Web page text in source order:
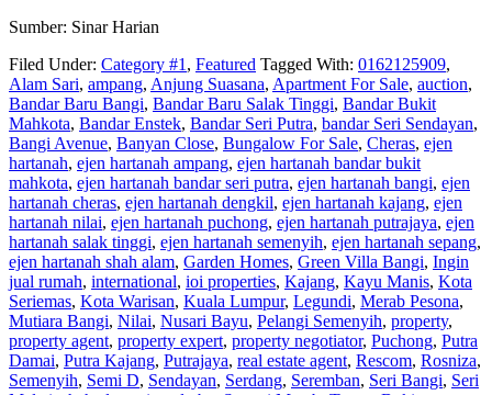
Sumber: Sinar Harian
Filed Under: Category #1 , Featured Tagged With: 0162125909,
Alam Sari, ampang, Anjung Suasana, Apartment For Sale, auction,
Bandar Baru Bangi, Bandar Baru Salak Tinggi, Bandar Bukit
Mahkota, Bandar Enstek, Bandar Seri Putra, bandar Seri Sendayan,
Bangi Avenue, Banyan Close, Bungalow For Sale, Cheras, ejen
hartanah, ejen hartanah ampang, ejen hartanah bandar bukit
mahkota, ejen hartanah bandar seri putra, ejen hartanah bangi, ejen
hartanah cheras, ejen hartanah dengkil, ejen hartanah kajang, ejen
hartanah nilai, ejen hartanah puchong, ejen hartanah putrajaya, ejen
hartanah salak tinggi, ejen hartanah semenyih, ejen hartanah sepang,
ejen hartanah shah alam, Garden Homes, Green Villa Bangi, Ingin
jual rumah, international, ioi properties, Kajang, Kayu Manis, Kota
Seriemas, Kota Warisan, Kuala Lumpur, Legundi, Merab Pesona,
Mutiara Bangi, Nilai, Nusari Bayu, Pelangi Semenyih, property,
property agent, property expert, property negotiator, Puchong, Putra
Damai, Putra Kajang, Putrajaya, real estate agent, Rescom, Rosniza,
Semenyih, Semi D, Sendayan, Serdang, Seremban, Seri Bangi, Seri